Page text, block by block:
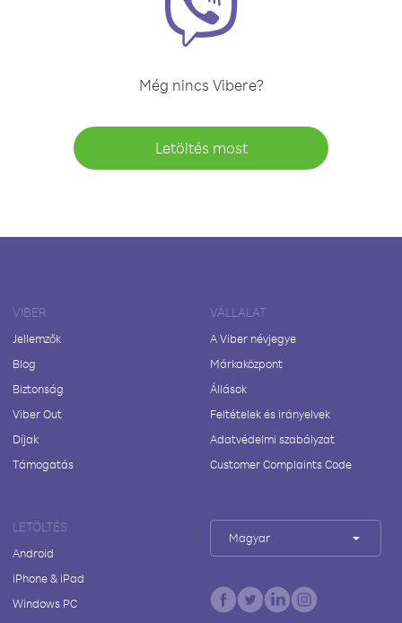
Még nincs Vibere?
Letöltés most
VIBER
Jellemzők
Blog
Biztonság
Viber Out
Díjak
Támogatás
VÁLLALAT
A Viber névjegye
Márkaközpont
Állások
Feltételek és irányelvek
Adatvédelmi szabályzat
Customer Complaints Code
LETÖLTÉS
Android
iPhone & iPad
Windows PC
Magyar